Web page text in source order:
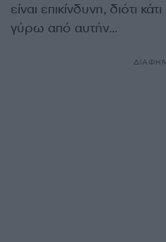
είναι επικίνδυνη, διότι
γύρω από αυτήν…